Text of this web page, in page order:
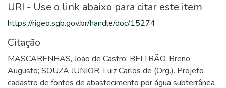
URI - Use o link abaixo para citar este item
https://rigeo.sgb.gov.br/handle/doc/15274
Citação
MASCARENHAS, João de Castro; BELTRÃO, Breno
Augusto; SOUZA JUNIOR, Luiz Carlos de (Org.). Projeto
cadastro de fontes de abastecimento por água subterrânea